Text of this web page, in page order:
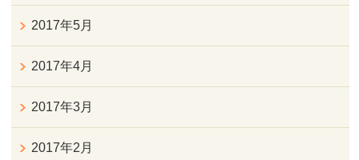
2017年5月
2017年4月
2017年3月
2017年2月